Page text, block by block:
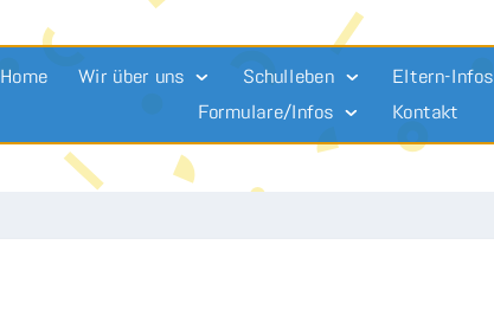
Home Wir über uns Schulleben Eltern-Infos
Formulare/Infos
Kontakt